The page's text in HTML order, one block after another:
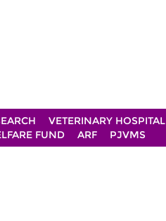
VETERINARY HOSPITAL
FUND ARF PJVMS